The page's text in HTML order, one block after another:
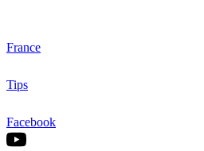
France
Tips
Facebook